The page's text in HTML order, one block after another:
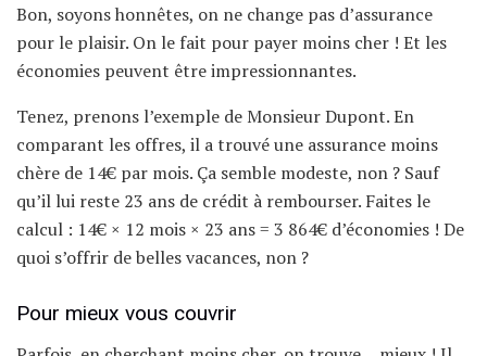
Bon, soyons honnêtes, on ne change pas d’assurance
pour le plaisir. On le fait pour payer moins cher ! Et les
économies peuvent être impressionnantes.
Tenez, prenons l’exemple de Monsieur Dupont. En
comparant les offres, il a trouvé une assurance moins
chère de 14€ par mois. Ça semble modeste, non ? Sauf
qu’il lui reste 23 ans de crédit à rembourser. Faites le
calcul : 14€ × 12 mois × 23 ans = 3 864€ d’économies ! De
quoi s’offrir de belles vacances, non ?
Pour mieux vous couvrir